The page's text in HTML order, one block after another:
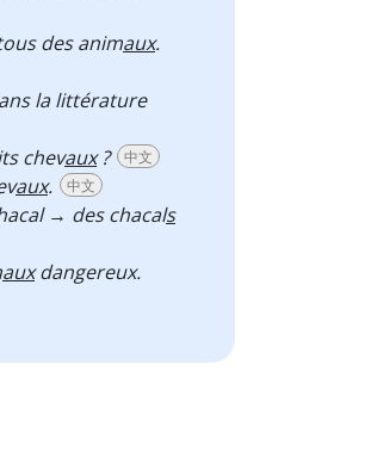
des animaux.
la littérature
chevaux? 中文
aux. 中文
→ des chacals
auxdangereux.